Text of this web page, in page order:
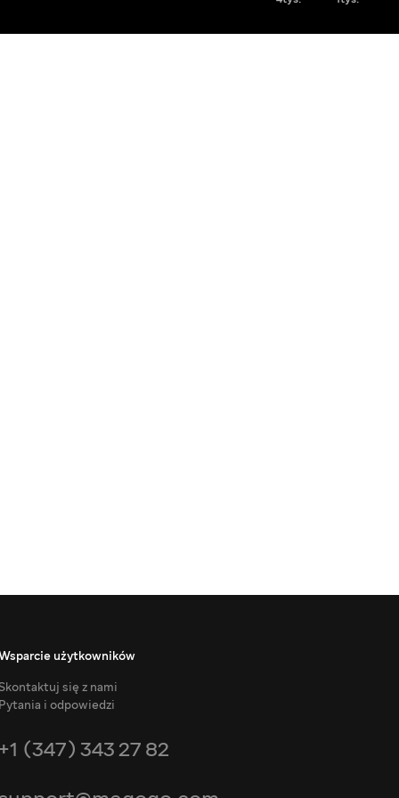
użytkowników
się z nami
Pytania i odpowiedzi
+1 (347) 343 27 82